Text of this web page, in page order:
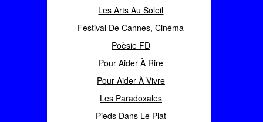
Les Arts Au Soleil
Festival De Cannes, Cinéma
Poèsie FD
Pour Aider À Rire
Pour Aider À Vivre
Les Paradoxales
Pieds Dans Le Plat